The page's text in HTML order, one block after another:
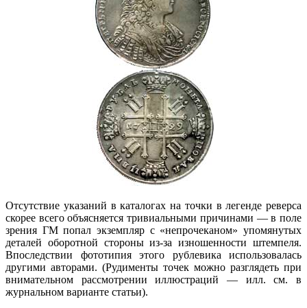
Отсутствие указаний в каталогах на точки в легенде реверса
скорее всего объясняется тривиальными причинами — в поле
зрения ГМ попал экземпляр с «непрочеканом» упомянутых
деталей оборотной стороны из-за изношенности штемпеля.
Впоследствии фототипия этого рублевика использовалась
другими авторами. (Рудименты точек можно разглядеть при
внимательном рассмотрении иллюстраций — илл. см. в
журнальном варианте статьи).